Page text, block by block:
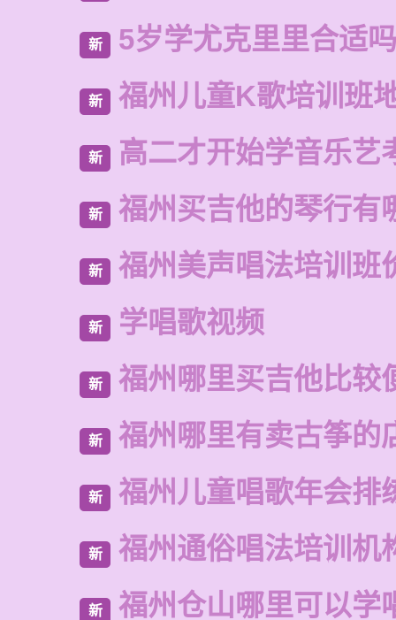
新 5岁学尤克里里合适
新 福州儿童K歌培训班
新 高二才开始学音乐艺
新 福州买吉他的琴行有
新 福州美声唱法培训班
新 学唱歌视频
新 福州哪里买吉他比较
新 福州哪里有卖古筝的
新 福州儿童唱歌年会排
新 福州通俗唱法培训机
新 福州仓山哪里可以学